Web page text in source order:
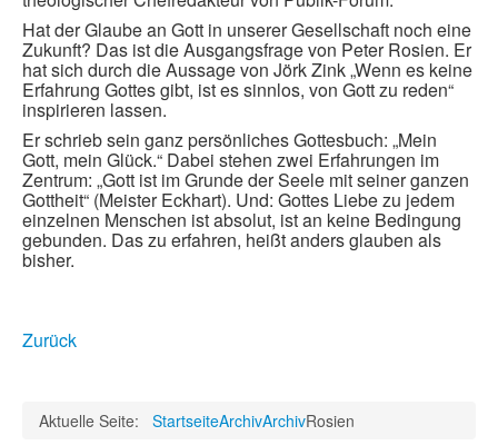
Hat der Glaube an Gott in unserer Gesellschaft noch eine
Zukunft? Das ist die Ausgangsfrage von Peter Rosien. Er
hat sich durch die Aussage von Jörk Zink „Wenn es keine
Erfahrung Gottes gibt, ist es sinnlos, von Gott zu reden“
inspirieren lassen.
Er schrieb sein ganz persönliches Gottesbuch: „Mein
Gott, mein Glück.“ Dabei stehen zwei Erfahrungen im
Zentrum: „Gott ist im Grunde der Seele mit seiner ganzen
Gottheit“ (Meister Eckhart). Und: Gottes Liebe zu jedem
einzelnen Menschen ist absolut, ist an keine Bedingung
gebunden. Das zu erfahren, heißt anders glauben als
bisher.
Zurück
Aktuelle Seite: StartseiteArchivArchivRosien